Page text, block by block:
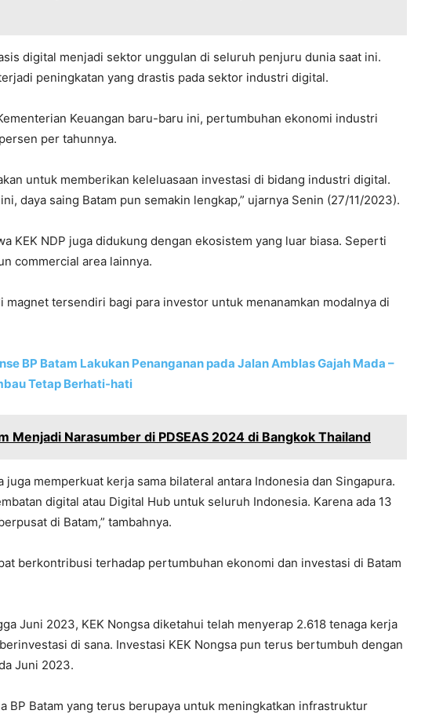
digital menjadi sektor unggulan di seluruh penjuru dunia saat ini.
peningkatan yang drastis pada sektor industri digital.
Keuangan baru-baru ini, pertumbuhan ekonomi industri
per tahunnya.
untuk memberikan keleluasaan investasi di bidang industri digital.
daya saing Batam pun semakin lengkap,” ujarnya Senin (27/11/2023).
KEK NDP juga didukung dengan ekosistem yang luar biasa. Seperti
commercial area lainnya.
magnet tersendiri bagi para investor untuk menanamkan modalnya di
BP Batam Lakukan Penanganan pada Jalan Amblas Gajah Mada –
Tetap Berhati-hati
Menjadi Narasumber di PDSEAS 2024 di Bangkok Thailand
juga memperkuat kerja sama bilateral antara Indonesia dan Singapura.
digital atau Digital Hub untuk seluruh Indonesia. Karena ada 13
di Batam,” tambahnya.
berkontribusi terhadap pertumbuhan ekonomi dan investasi di Batam
Juni 2023, KEK Nongsa diketahui telah menyerap 2.618 tenaga kerja
di sana. Investasi KEK Nongsa pun terus bertumbuh dengan
Juni 2023.
BP Batam yang terus berupaya untuk meningkatkan infrastruktur